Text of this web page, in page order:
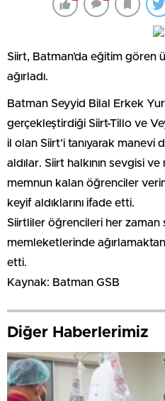
Siirt, Batman’da eğitim gören
ağırladı.
Batman Seyyid Bilal Erkek
gerçekleştirdiği Siirt-Tillo ve
il olan Siirt’i tanıyarak manevi
aldılar. Siirt halkının sevgisi
memnun kalan öğrenciler
keyif aldıklarını ifade etti.
Siirtliler öğrencileri her zaman
memleketlerinde
etti.
Kaynak: Batman GSB
Diğer Haberlerimiz